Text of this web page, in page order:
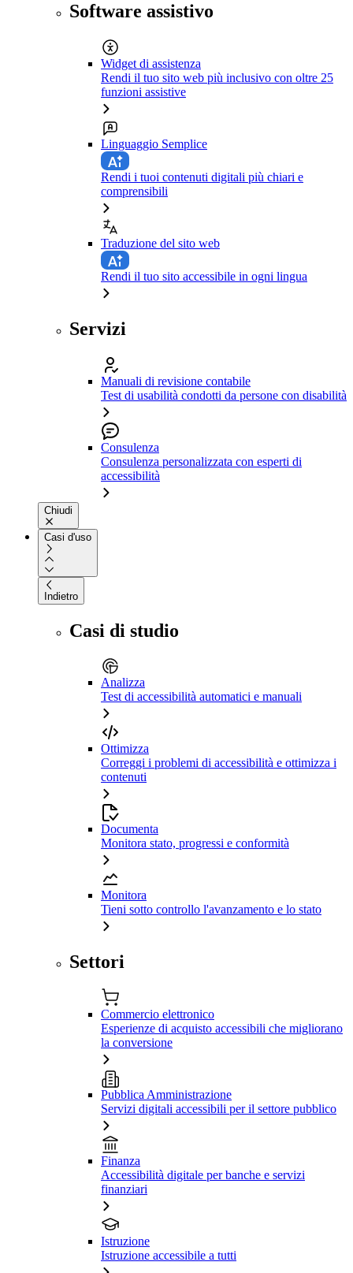
Software assistivo
Widget di assistenza
Rendi il tuo sito web più inclusivo con oltre 25
funzioni assistive
Linguaggio Semplice
Rendi i tuoi contenuti digitali più chiari e
comprensibili
Traduzione del sito web
Rendi il tuo sito accessibile in ogni lingua
Servizi
Manuali di revisione contabile
Test di usabilità condotti da persone con disabilità
Consulenza
Consulenza personalizzata con esperti di
accessibilità
Chiudi
Casi d'uso
Indietro
Casi di studio
Analizza
Test di accessibilità automatici e manuali
Ottimizza
Correggi i problemi di accessibilità e ottimizza i
contenuti
Documenta
Monitora stato, progressi e conformità
Monitora
Tieni sotto controllo l'avanzamento e lo stato
Settori
Commercio elettronico
Esperienze di acquisto accessibili che migliorano
la conversione
Pubblica Amministrazione
Servizi digitali accessibili per il settore pubblico
Finanza
Accessibilità digitale per banche e servizi
finanziari
Istruzione
Istruzione accessibile a tutti